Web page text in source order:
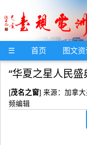
☰ 首页 图文资
“华夏之星人民
[茂名之窗] 来源：加拿
频编辑